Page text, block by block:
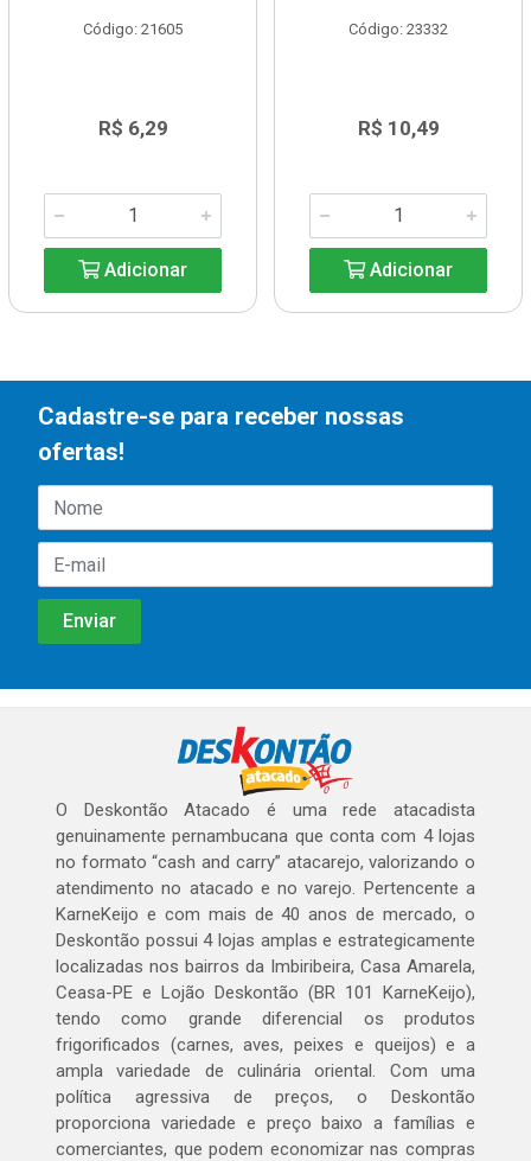
Código: 21605
R$ 6,29
Adicionar
Código: 23332
R$ 10,49
Adicionar
Cadastre-se para receber nossas
ofertas!
O Deskontão Atacado é uma rede atacadista
genuinamente pernambucana que conta com 4 lojas
no formato “cash and carry” atacarejo, valorizando o
atendimento no atacado e no varejo. Pertencente a
KarneKeijo e com mais de 40 anos de mercado, o
Deskontão possui 4 lojas amplas e estrategicamente
localizadas nos bairros da Imbiribeira, Casa Amarela,
Ceasa-PE e Lojão Deskontão (BR 101 KarneKeijo),
tendo como grande diferencial os produtos
frigorificados (carnes, aves, peixes e queijos) e a
ampla variedade de culinária oriental. Com uma
política agressiva de preços, o Deskontão
proporciona variedade e preço baixo a famílias e
comerciantes, que podem economizar nas compras